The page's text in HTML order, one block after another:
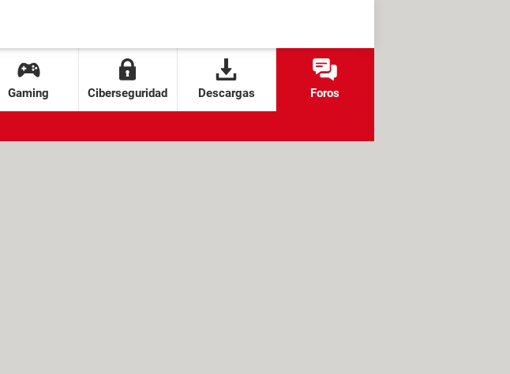
Gaming Ciberseguridad Descargas Foros